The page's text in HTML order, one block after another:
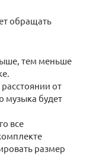
обращать
тем меньше
от
музыка будет
все
размер